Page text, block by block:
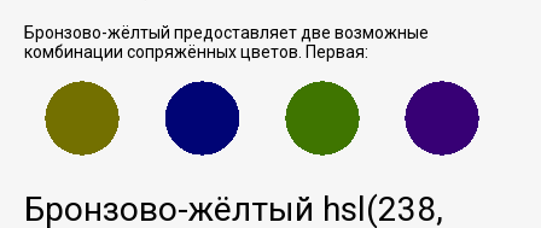
Бронзово-жёлтый предоставляет две возможные
комбинации сопряжённых цветов. Первая:
Бронзово-жёлтый hsl(238,